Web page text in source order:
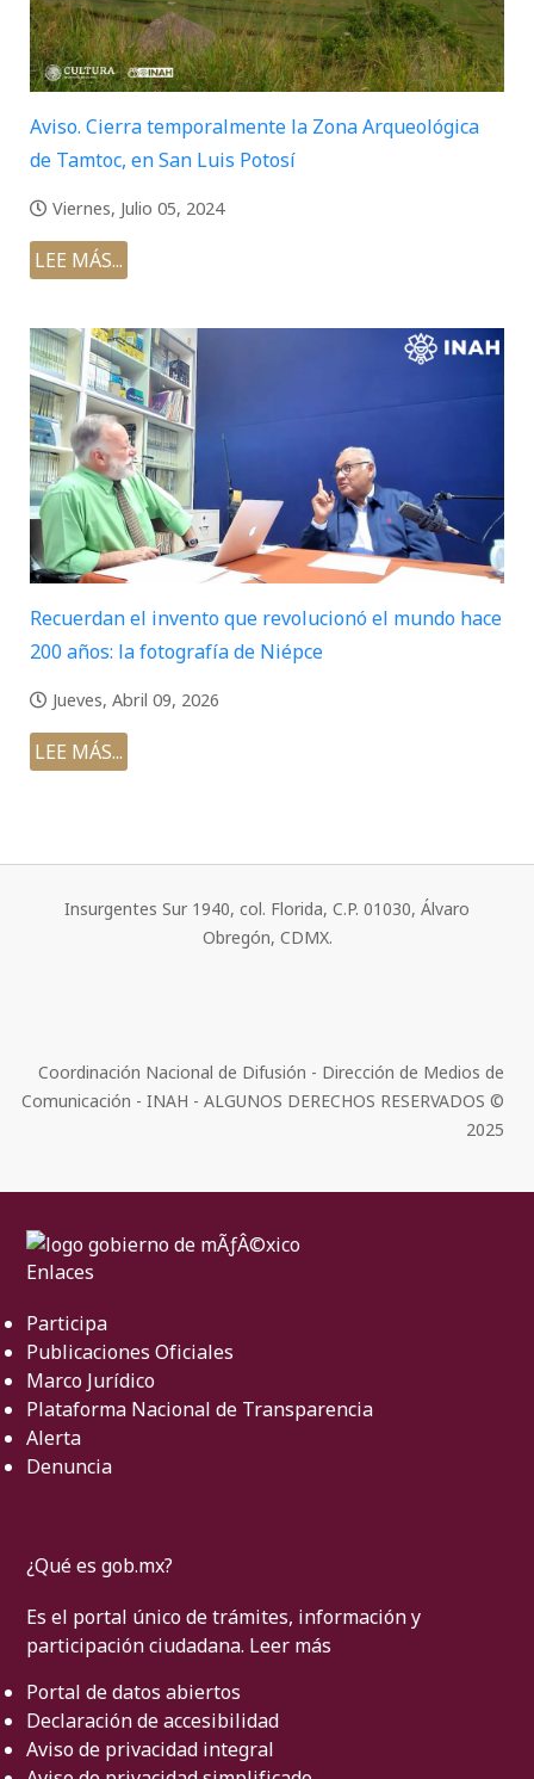
Aviso. Cierra temporalmente la Zona Arqueológica
de Tamtoc, en San Luis Potosí
Viernes, Julio 05, 2024
LEE MÁS...
Recuerdan el invento que revolucionó el mundo hace
200 años: la fotografía de Niépce
Jueves, Abril 09, 2026
LEE MÁS...
Insurgentes Sur 1940, col. Florida, C.P. 01030, Álvaro
Obregón, CDMX.
Coordinación Nacional de Difusión - Dirección de Medios de
Comunicación - INAH - ALGUNOS DERECHOS RESERVADOS ©
2025
Enlaces
Participa
Publicaciones Oficiales
Marco Jurídico
Plataforma Nacional de Transparencia
Alerta
Denuncia
¿Qué es gob.mx?
Es el portal único de trámites, información y
participación ciudadana. Leer más
Portal de datos abiertos
Declaración de accesibilidad
Aviso de privacidad integral